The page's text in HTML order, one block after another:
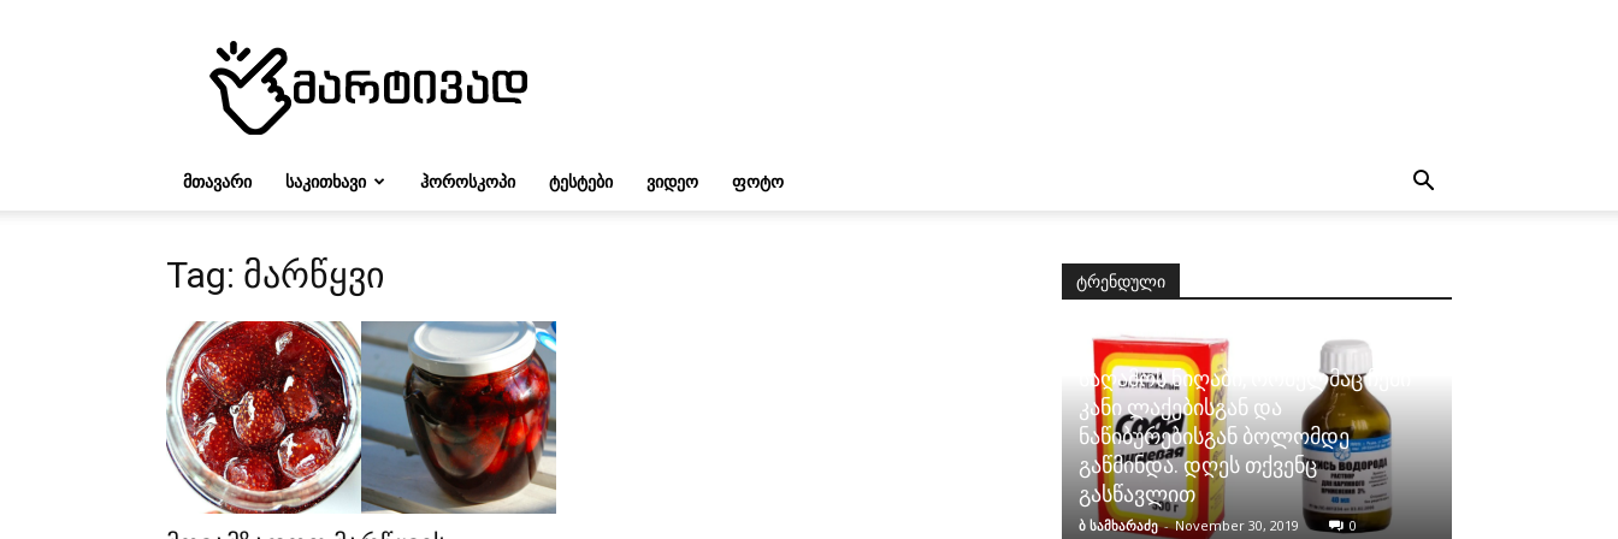
ᲛᲗᲐᲕᲐᲠᲘ ᲡᲐᲙᲘᲗᲮᲐᲕᲘ ᲰᲝᲠᲝᲡᲙᲝᲞᲘ ᲢᲔᲡᲢᲔᲑᲘ ᲕᲘᲓᲔᲝ ᲤᲝᲢᲝ
Tag: მარწყვი ტრენდული
საღამოს ნიღაბი, რომელმაც ჩემი
კანი ლაქებისგან და
ნაწიბურებისგან ბოლომდე
გაწმინდა. დღეს თქვენც
გასწავლით
ბ სამხარაძე - November 30, 2019 0